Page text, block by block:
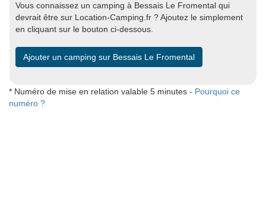
Vous connaissez un camping à Bessais Le Fromental qui
devrait être sur Location-Camping.fr ? Ajoutez le simplement
en cliquant sur le bouton ci-dessous.
Ajouter un camping sur Bessais Le Fromental
* Numéro de mise en relation valable 5 minutes - Pourquoi ce
numéro ?